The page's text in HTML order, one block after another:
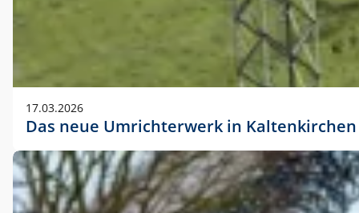
17.03.2026
Das neue Umrichterwerk in Kaltenkirchen